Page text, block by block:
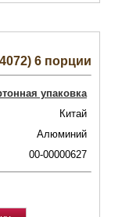
6 порции
упаковка
Китай
Алюминий
00-00000627